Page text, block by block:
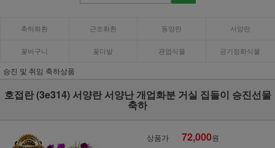
축하화환 근조화환 동양란 서양란
꽃바구니 꽃다발 관엽식물 공기정화식물
승진 및 취임 축하상품
호접란 (3e314) 서양란 서양난 개업화분 거실 집들이 승진선물
축하
상품가 72,000원